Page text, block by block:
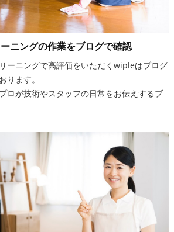
ニングの作業をブログで確認
ーニングで高評価をいただくwipleはブログ
ります。
ロが技術やスタッフの日常をお伝えするブ